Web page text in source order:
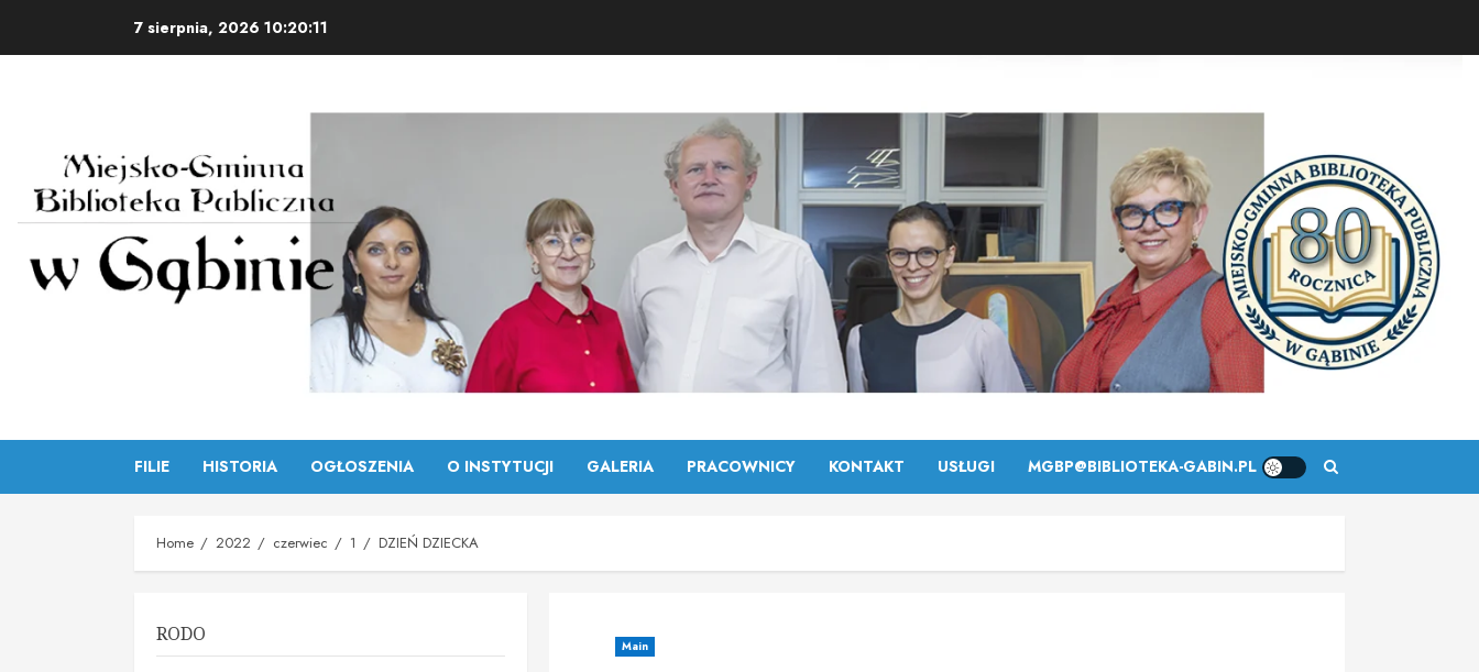
7 sierpnia, 2026 10:20:12
FILIE HISTORIA OGŁOSZENIA O INSTYTUCJI GALERIA PRACOWNICY KONTAKT USŁUGI MGBP@BIBLIOTEKA-GABIN.PL
Home 2022 czerwiec 1 DZIEŃ DZIECKA
Main
RODO